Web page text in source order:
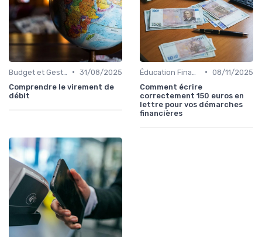
• 31/08/2025
Comprendre le virement de
débit
• 08/11/2025
Comment écrire
correctement 150 euros en
lettre pour vos démarches
financières